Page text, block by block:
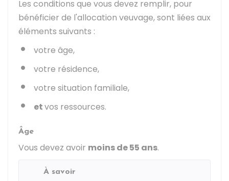
Les conditions que vous devez remplir, pour
bénéficier de l'allocation veuvage, sont liées aux
éléments suivants :
votre âge,
votre résidence,
votre situation familiale,
etvos ressources.
Âge
Vous devez avoir moins de 55 ans.
À savoir